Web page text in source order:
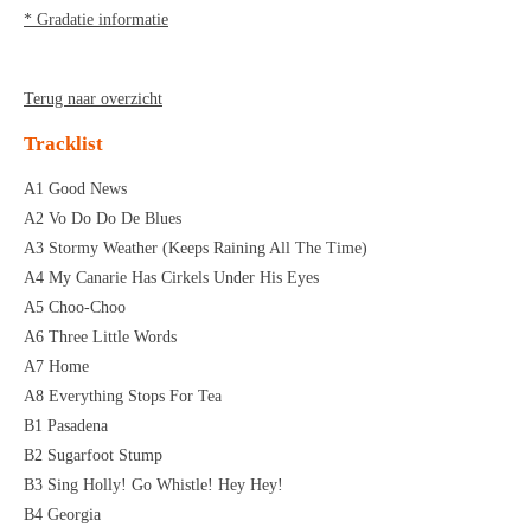
* Gradatie informatie
Terug naar overzicht
Tracklist
A1 Good News
A2 Vo Do Do De Blues
A3 Stormy Weather (Keeps Raining All The Time)
A4 My Canarie Has Cirkels Under His Eyes
A5 Choo-Choo
A6 Three Little Words
A7 Home
A8 Everything Stops For Tea
B1 Pasadena
B2 Sugarfoot Stump
B3 Sing Holly! Go Whistle! Hey Hey!
B4 Georgia